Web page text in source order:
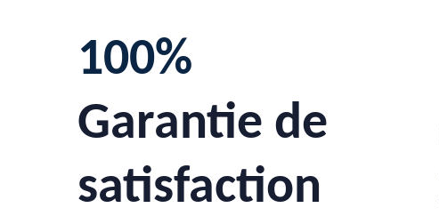
100%
Garantie de
satisfaction